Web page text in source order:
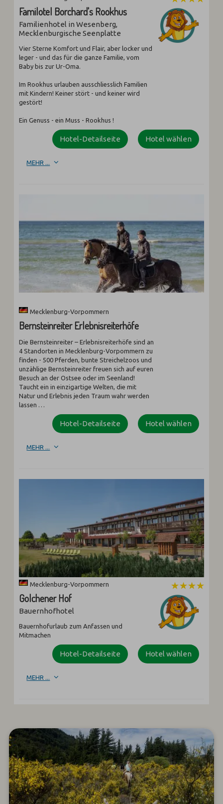
Familotel Borchard's Rookhus
Familienhotel in Wesenberg,
Mecklenburgische Seenplatte
Vier Sterne Komfort und Flair, aber locker und
leger - und das für die ganze Familie, vom
Baby bis zur Ur-Oma.
Im Rookhus urlauben ausschliesslich Familien
mit Kindern! Keiner stört - und keiner wird
gestört!
Ein Genuss - ein Muss - Rookhus !
Hotel wählen
Hotel-Detailseite
MEHR ...
Mecklenburg-Vorpommern
Bernsteinreiter Erlebnisreiterhöfe
Die Bernsteinreiter – Erlebnisreiterhöfe sind an
4 Standorten in Mecklenburg-Vorpommern zu
finden - 500 Pferden, bunte Streichelzoos und
unzählige Bernsteinreiter freuen sich auf euren
Besuch an der Ostsee oder im Seenland!
Taucht ein in einzigartige Welten, die mit
Natur und Erlebnis jeden Traum wahr werden
lassen …
Hotel wählen
Hotel-Detailseite
MEHR ...
Mecklenburg-Vorpommern
Golchener Hof
Bauernhofhotel
Bauernhofurlaub zum Anfassen und
Mitmachen
Hotel wählen
Hotel-Detailseite
MEHR ...